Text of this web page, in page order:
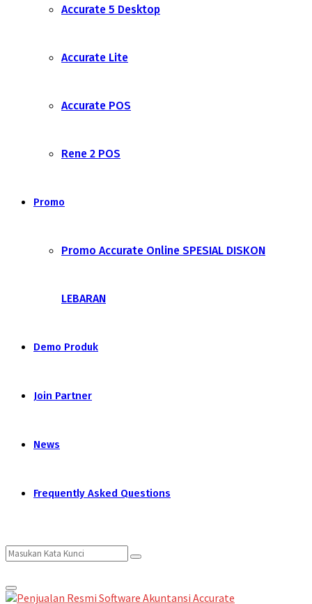
Accurate 5 Desktop
Accurate Lite
Accurate POS
Rene 2 POS
Promo
Promo Accurate Online SPESIAL DISKON
LEBARAN
Demo Produk
Join Partner
News
Frequently Asked Questions
Search
for:
Search
Primary